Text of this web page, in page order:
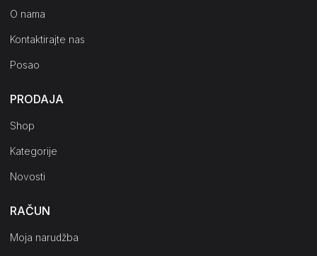
O nama
Kontaktirajte nas
Posao
PRODAJA
Shop
Kategorije
Novosti
RAČUN
Moja narudžba